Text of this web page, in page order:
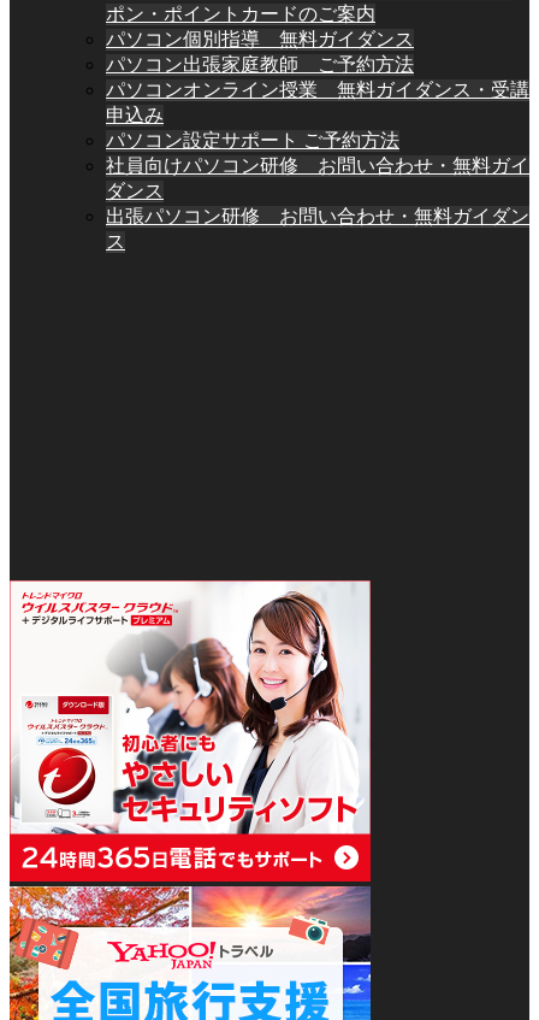
ポン・ポイントカードのご案内
パソコン個別指導 無料ガイダンス
パソコン出張家庭教師 ご予約方法
パソコンオンライン授業 無料ガイダンス・受講
申込み
パソコン設定サポート ご予約方法
社員向けパソコン研修 お問い合わせ・無料ガイ
ダンス
出張パソコン研修 お問い合わせ・無料ガイダン
ス